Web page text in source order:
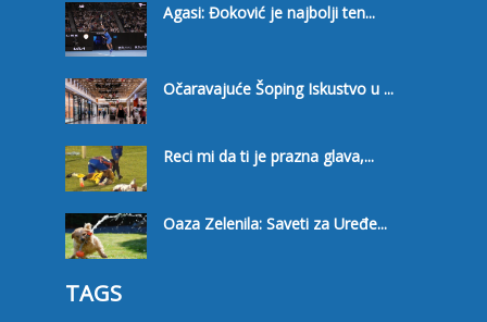
Agasi: Đoković je najbolji ten...
Očaravajuće Šoping Iskustvo u ...
Reci mi da ti je prazna glava,...
Oaza Zelenila: Saveti za Uređe...
TAGS